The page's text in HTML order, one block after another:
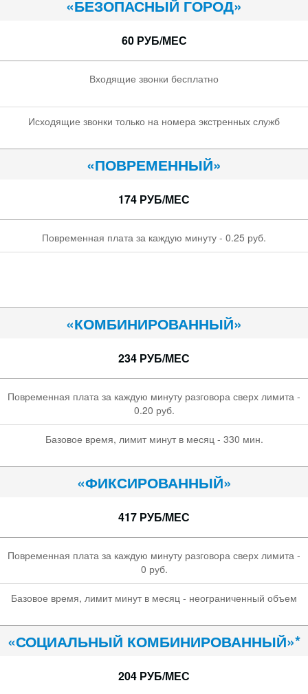
«БЕЗОПАСНЫЙ ГОРОД»
60 РУБ/МЕС
Входящие звонки бесплатно
Исходящие звонки только на номера экстренных служб
«ПОВРЕМЕННЫЙ»
174 РУБ/МЕС
Повременная плата за каждую минуту - 0.25 руб.
«КОМБИНИРОВАННЫЙ»
234 РУБ/МЕС
Повременная плата за каждую минуту разговора сверх лимита -
0.20 руб.
Базовое время, лимит минут в месяц - 330 мин.
«ФИКСИРОВАННЫЙ»
417 РУБ/МЕС
Повременная плата за каждую минуту разговора сверх лимита -
0 руб.
Базовое время, лимит минут в месяц - неограниченный объем
«СОЦИАЛЬНЫЙ КОМБИНИРОВАННЫЙ»*
204 РУБ/МЕС